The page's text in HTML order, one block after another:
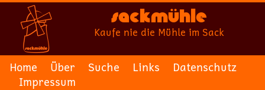
Sackmühle
Kaufe nie die Mühle im Sack
Home Über Suche Links
Datenschutz
Impressum